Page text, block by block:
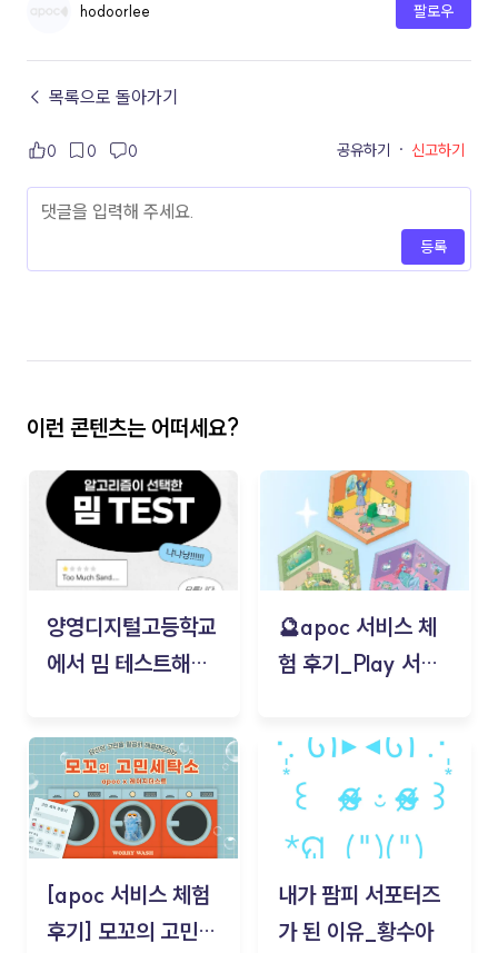
hodoorlee 팔로우
← 목록으로 돌아가기
0 0 0 공유하기 · 신고하기
등록
이런 콘텐츠는 어떠세요?
양영디지털고등학교
에서 밈 테스트해보
🔮apoc 서비스 체
험 후기_Play 서비
김태현
[apoc 서비스 체험
후기] 모꼬의 고민세
내가 팜피 서포터즈
가 된 이유_황수아